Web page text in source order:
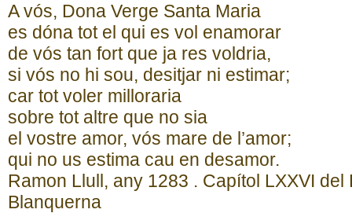
A vós, Dona Verge Santa Maria
es dóna tot el qui es vol enamorar
de vós tan fort que ja res voldria,
si vós no hi sou, desitjar ni estimar;
car tot voler milloraria
sobre tot altre que no sia
el vostre amor, vós mare de l’amor;
qui no us estima cau en desamor.
Ramon Llull, any 1283 . Capítol LXXVI del
Blanquerna